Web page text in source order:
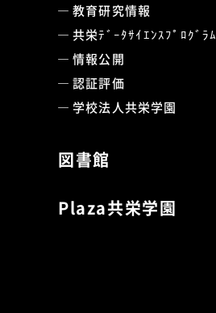
教育研究情報
共栄ﾃﾞｰﾀｻｲｴﾝｽﾌﾟﾛｸﾞﾗﾑ
情報公開
認証評価
学校法人共栄学園
図書館
Plaza共栄学園